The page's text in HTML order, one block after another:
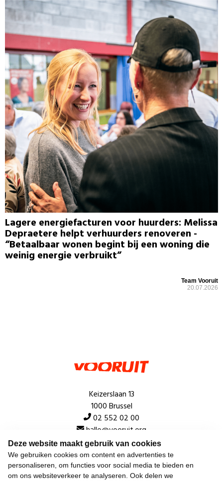
Deze website maakt gebruik van cookies
We gebruiken cookies om content en advertenties te
personaliseren, om functies voor social media te bieden en
om ons websiteverkeer te analyseren. Ook delen we
Lagere energiefacturen voor huurders: Melissa
Depraetere helpt verhuurders renoveren -
“Betaalbaar wonen begint bij een woning die
weinig energie verbruikt”
Team Vooruit
20.07.2026
Keizerslaan 13
1000 Brussel
02 552 02 00
hallo@vooruit.org
Snel